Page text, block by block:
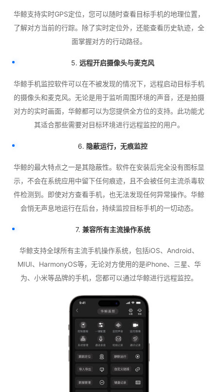
华鲸支持实时GPS定位，您可以随时查看目标手机的地理位置，
了解对方当前的行踪。除了实时定位外，还能查看历史轨迹，全
面掌握对方的行动路径。
5. 远程开启摄像头与麦克风
华鲸手机监控软件可以在不被发现的情况下，远程启动目标手机
的摄像头和麦克风。无论是用于监听周围环境的声音，还是拍摄
对方的实时画面，华鲸都可以为您提供全方位的支持。此功能尤
其适合那些需要对目标环境进行远程监控的用户。
6. 隐蔽运行，无痕监控
华鲸的最大特点之一是其隐蔽性。软件在安装后完全没有图标显
示，不会在系统应用中留下任何痕迹，且不会被任何主流杀毒软
件检测到。即使对方查看手机，也无法发现任何异常操作。华鲸
会悄无声息地运行在后台，持续监控目标手机的一切动态。
7. 兼容所有主流操作系统
华鲸支持全球所有主流手机操作系统，包括iOS、Android、
MIUI、HarmonyOS等，无论对方使用的是iPhone、三星、华
为、小米等品牌的手机，您都可以通过华鲸进行远程监控。